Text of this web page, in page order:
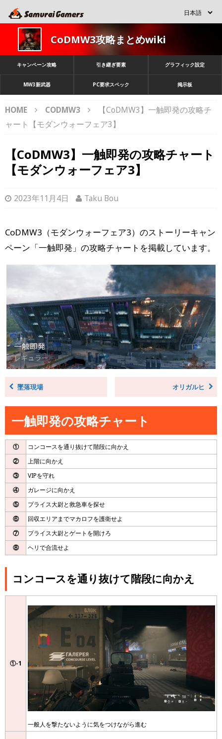
CoDMW3攻略まとめwiki
キャンペーン攻略 引き継ぎ要素 グラフィック設定
MW3新武器 PC要求スペック 掲示板
HOME CODMW3
【CoDMW3】一触即発の攻略チ
ャート【モダンウォーフェア3】
【CoDMW3】一触即発の攻略チャート
【モダンウォーフェア3】
2023年11月4日 Taku Bou
CoDMW3（モダンウォーフェア3）のストーリーキャン
ペーン「一触即発」の攻略チャートを掲載しています。
墜落現場 オリガルヒ
一触即発の攻略チャート
①
コンコースを通り抜けて階段に向かえ
②
上階に向かえ
③
VIPを守れ
④
ガレージに向かえ
⑤
プライス大尉と救急車を探せ
⑥
回収エリアまでマカロフを護衛せよ
⑦
プライス大尉とゲートを開けろ
⑧
ヘリで合流せよ
コンコースを通り抜けて階段に向かえ
①-1
一般人を撃たないように気をつけながら進む